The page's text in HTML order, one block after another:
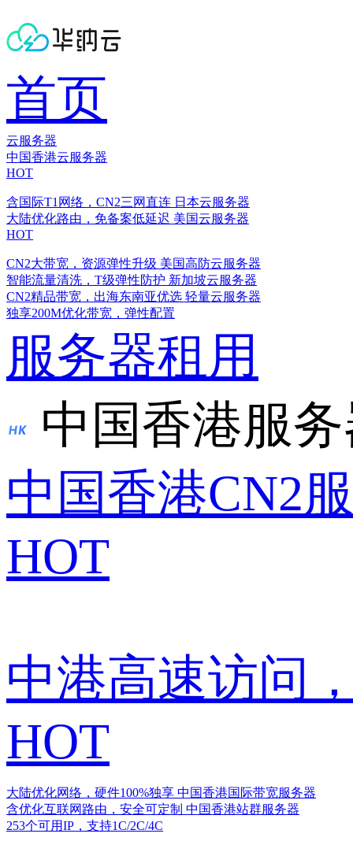
首页
云服务器
中国香港云服务器
HOT
含国际T1网络，CN2三网直连 日本云服务器
大陆优化路由，免备案低延迟 美国云服务器
HOT
CN2大带宽，资源弹性升级 美国高防云服务器
智能流量清洗，T级弹性防护 新加坡云服务器
CN2精品带宽，出海东南亚优选 轻量云服务器
独享200M优化带宽，弹性配置
服务器租用
中国香港服
中国香港CN2
HOT
中港高速访问
HOT
大陆优化网络，硬件100%独享 中国香港国际带宽服务器
含优化互联网路由，安全可定制 中国香港站群服务器
253个可用IP，支持1C/2C/4C